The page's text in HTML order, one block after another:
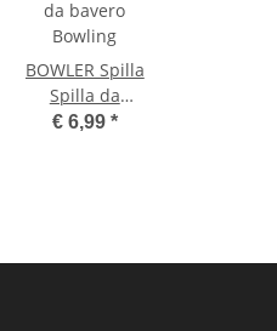
BOWLER Spilla
Spilla da
bavero
€ 6,99 *